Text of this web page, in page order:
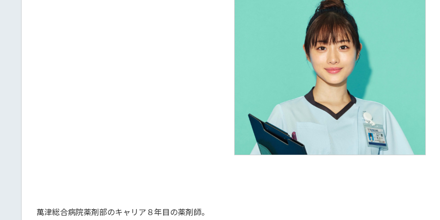
萬津総合病院薬剤部のキャリア８年目の薬剤師。